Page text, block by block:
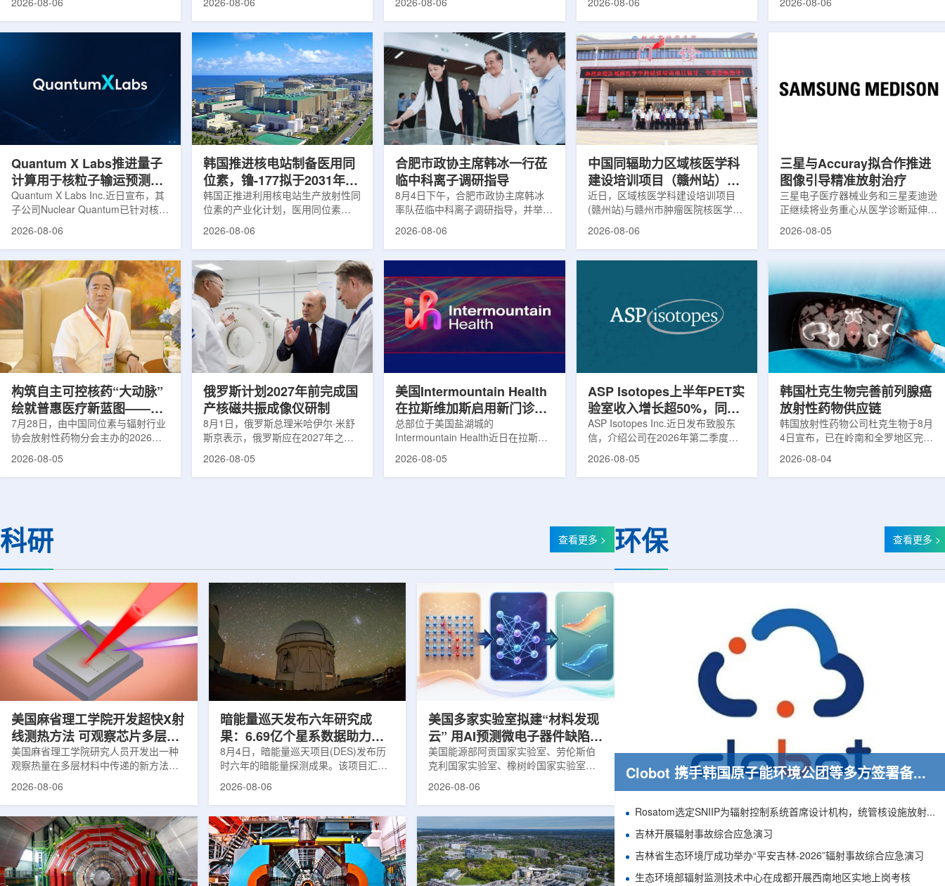
元化的供应链并缩短运输时间。此次
计划的首要目标是实现镥-177的商业
化生产，预计在2028年进行试生
产，并在2031年开始全面量产。之
后，韩国水力原子力还将扩大生产范
2026-08-06
实时运动管理整合到同一治疗流程
中，用于提升图像引导放射治疗的精
准度和安全性。此次实施方案以
Halcyon系统软件5.0版本为基础，集
成高分辨率锥形束CT成像系统
HyperSight、六自由度患者定位台
Dynamic Couch，以及表面引导放
射治疗系统IDENTIFY。亚洲大学医
2026-08-06
治疗效果提出了路线图。巴哈马拿骚
玛格丽特公主医院(图片：Pelow
Media/Adobe Stock)这项 imPACT
评估由国际原子能机构、世界卫生组
织/泛美卫生组织和国际癌症研究机
构共同开展，应巴哈马卫生与健康部
请求进行，重点评估该国癌症防控能
力和实际需求。6月9日至11日，专
2026-08-06
常沉积。研究纳入37名晚发性精神
病患者和47名年龄匹配的健康对照
者。研究人员采用淀粉样蛋白PET示
踪剂^11C-PiB，以及tau蛋白PET示
踪剂^18F-florzolotau，对受试者大
脑中的β-淀粉样蛋白和tau蛋白积累
情况进行评估。结果显示，晚发性精
2026-08-06
工业规模制造的开始，首批客户交付
表明公司已完成从产能建设到利用首
2026-08-06
Quantum X Labs推进量子
计算用于核粒子输运预测模
拟
Quantum X Labs Inc.近日宣布，其
子公司Nuclear Quantum已针对核工
业计算模拟中的一项瓶颈提出新方
算密集型场景。据介绍，传统粒子输
运模拟在核医学系统设计中具有重要
作用，但往往需要大量计算资源，并
伴随较长运行时间，影响研发和优化
效率。Nuclear Quantum此次提出的
技术，旨在把物理输运模型转化为量
子电路，使粒子传播和随机游走动力
学能够直接在量子计算框架中表示和
2026-08-06
韩国推进核电站制备医用同
位素，镥-177拟于2031年商
业化生产
韩国正推进利用核电站生产放射性同
位素的产业化计划，医用同位素
镥-177(Lu-177)被列为首个商业化目
产，后续还可能将产品范围扩大至
钴-60、氚-3和氦-3等同位素。Lu-
177是当前全球放射性药物市场中应
用较广的治疗性放射性同位素，可用
于前列腺癌、神经内分泌肿瘤等疾病
相关放射性药物。此前，韩国所需
Lu-177完全依赖进口。由于其半衰
期约为6.6天，从生产、运输到药物
2026-08-06
合肥市政协主席韩冰一行莅
临中科离子调研指导
8月4日下午，合肥市政协主席韩冰
率队莅临中科离子调研指导，并举行
座谈交流。市人大常委会副主任雍凤
中国科学院合肥物质科学研究院副院
长宋云涛，中科离子董事长刘璐，总
经理陈永华，副总经理丁开忠、李
俊、光若怀陪同。韩冰一行详细了解
中科离子产业布局、经营情况，重点
围绕核医疗及高端装备关键技术突
2026-08-06
中国同辐助力区域核医学科
建设培训项目（赣州站）与
赣州市肿瘤医院核医学诊疗
高质量建设项目同步启动
近日，区域核医学科建设培训项目
(赣州站)与赣州市肿瘤医院核医学诊
疗高质量建设项目在赣州市肿瘤医院
任杨传盛主持。赣州市卫生健康委员
会副主任傅伟、中华医学会核医学分
会主任委员汪静、赣州市肿瘤医院党
2026-08-06
三星与Accuray拟合作推进
图像引导精准放射治疗
三星电子医疗器械业务和三星麦迪逊
正继续将业务重心从医学诊断延伸至
治疗领域。8月5日，三星HME美国
书，双方计划围绕基于容积成像的精
准放射治疗解决方案开展合作探讨。
根据意向书，双方拟研究将三星移动
CT扫描仪BodyTom与Accuray机器
人放射外科平台CyberKnife相结合。
该合作方向旨在把高分辨率三维成像
能力与图像引导机器人放射外科技术
连接起来，使医务人员能够更准确地
2026-08-05
构筑自主可控核药“大动脉”
绘就普惠医疗新蓝图——专
访中国同辐总工程师、中核
集团首席科学家刘蕴韬
7月28日，由中国同位素与辐射行业
协会放射性药物分会主办的2026年
放射性药物创新发展大会在山西省太
辐党委委员、总工程师、中核集团首
席科学家刘蕴韬接受记者专访时表
持续缩小城乡核医疗资源差距。同
时，以...
2026-08-05
俄罗斯计划2027年前完成国
产核磁共振成像仪研制
8月1日，俄罗斯总理米哈伊尔·米舒
斯京表示，俄罗斯应在2027年之前
完成国产核磁共振成像仪的研制工
核磁共振成像仪。该设备若按计划
完...
2026-08-05
美国Intermountain Health
在拉斯维加斯启用新门诊诊
所，配置PET/CT和直线加
速器
总部位于美国盐湖城的
Intermountain Health近日在拉斯维
加斯西南部启用一座新的门诊诊所。
了此前分布在拉斯维加斯谷多个地点
疗服务。根据介绍，诊所服务范围包
括成人及...
2026-08-05
ASP Isotopes上半年PET实
验室收入增长超50%，同位
素浓缩设施推进商业生产
ASP Isotopes Inc.近日发布致股东
信，介绍公司在2026年第二季度财
务业绩公布前各业务板块的运营进
相关业务通常与放射性药物制备、分
子影像和核医学诊断应用密切相关。
入商业生产前的最后阶段，预计将在
2026年下半年交...
2026-08-05
韩国杜克生物完善前列腺癌
放射性药物供应链
韩国放射性药物公司杜克生物于8月
4日宣布，已在岭南和全罗地区完成
前列腺癌诊断用放射性药物
均已纳入其供应范围。据韩国卫生福
利部国家癌症登记处数据，2023年
向治疗的日益普及，对前列腺癌治...
2026-08-04
科研 查看更多 >
美国麻省理工学院开发超快X射
线测热方法 可观察芯片多层结
构热传递
美国麻省理工学院研究人员开发出一种
观察热量在多层材料中传递的新方法，
于《自然通讯》。随着计算机芯片尺寸
不断缩小、功率密度持续提高，器件过
热正成为限制性能提升的重要因素。传
统热流测量方法在面对真实电子器件的
多层结构时存在局限，例如常用的时域
热反射法难以区分不同材料层中的热传
2026-08-06
暗能量巡天发布六年研究成
果：6.69亿个星系数据助力约
束宇宙加速膨胀
8月4日，暗能量巡天项目(DES)发布历
时六年的暗能量探测成果。该项目汇总
6.69亿个星系、数千个星系团以及3000
多颗超新星的信息，用于研究宇宙加速
膨胀和宇宙结构演化。为了实现DES，
费米实验室制造了一台极其灵敏的5.7亿
像素数字相机DECam，并将其安装在位
于智利安第斯山脉的美国国家科学基金
2026-08-06
美国多家实验室拟建“材料发现
云” 用AI预测微电子器件缺陷影
响
美国能源部阿贡国家实验室、劳伦斯伯
克利国家实验室、橡树岭国家实验室和
智能框架，预测微小缺陷如何影响微电
子器件的性能和寿命。材料发现云可视
化图，这是一个基于物理学原理的人工
智能框架，它整合了实验数据、模拟和
高性能计算，用于预测微小缺陷如何影
响微电子器件的性能和寿命。(图片由
2026-08-06
环保 查看更多 >
Clobot 携手韩国原子能环境公团等多方签署备忘录，推动放射性废物安全管理多机型机器人示范
Rosatom选定SNIIP为辐射控制系统首席设计机构，统管核设施放射仪表标准化与进口替代保障
吉林开展辐射事故综合应急演习
吉林省生态环境厅成功举办“平安吉林-2026”辐射事故综合应急演习
生态环境部辐射监测技术中心在成都开展西南地区实地上岗考核